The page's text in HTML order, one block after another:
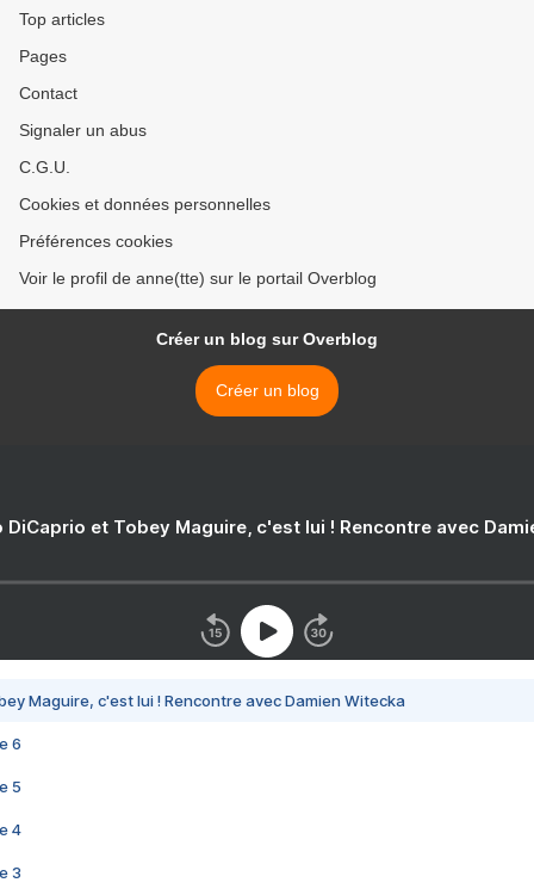
Top articles
Pages
Contact
Signaler un abus
C.G.U.
Cookies et données personnelles
Préférences cookies
Voir le profil de anne(tte) sur le portail Overblog
Créer un blog sur Overblog
Créer un blog
DiCaprio et Tobey Maguire, c'est lui ! Rencontre avec
Maguire, c'est lui ! Rencontre avec Damien Witecka
6
5
4
3